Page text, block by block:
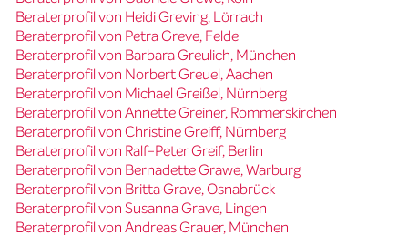
Beraterprofil von Heidi Greving, Lörrach
Beraterprofil von Petra Greve, Felde
Beraterprofil von Barbara Greulich, München
Beraterprofil von Norbert Greuel, Aachen
Beraterprofil von Michael Greißel, Nürnberg
Beraterprofil von Annette Greiner, Rommerskirchen
Beraterprofil von Christine Greiff, Nürnberg
Beraterprofil von Ralf-Peter Greif, Berlin
Beraterprofil von Bernadette Grawe, Warburg
Beraterprofil von Britta Grave, Osnabrück
Beraterprofil von Susanna Grave, Lingen
Beraterprofil von Andreas Grauer, München